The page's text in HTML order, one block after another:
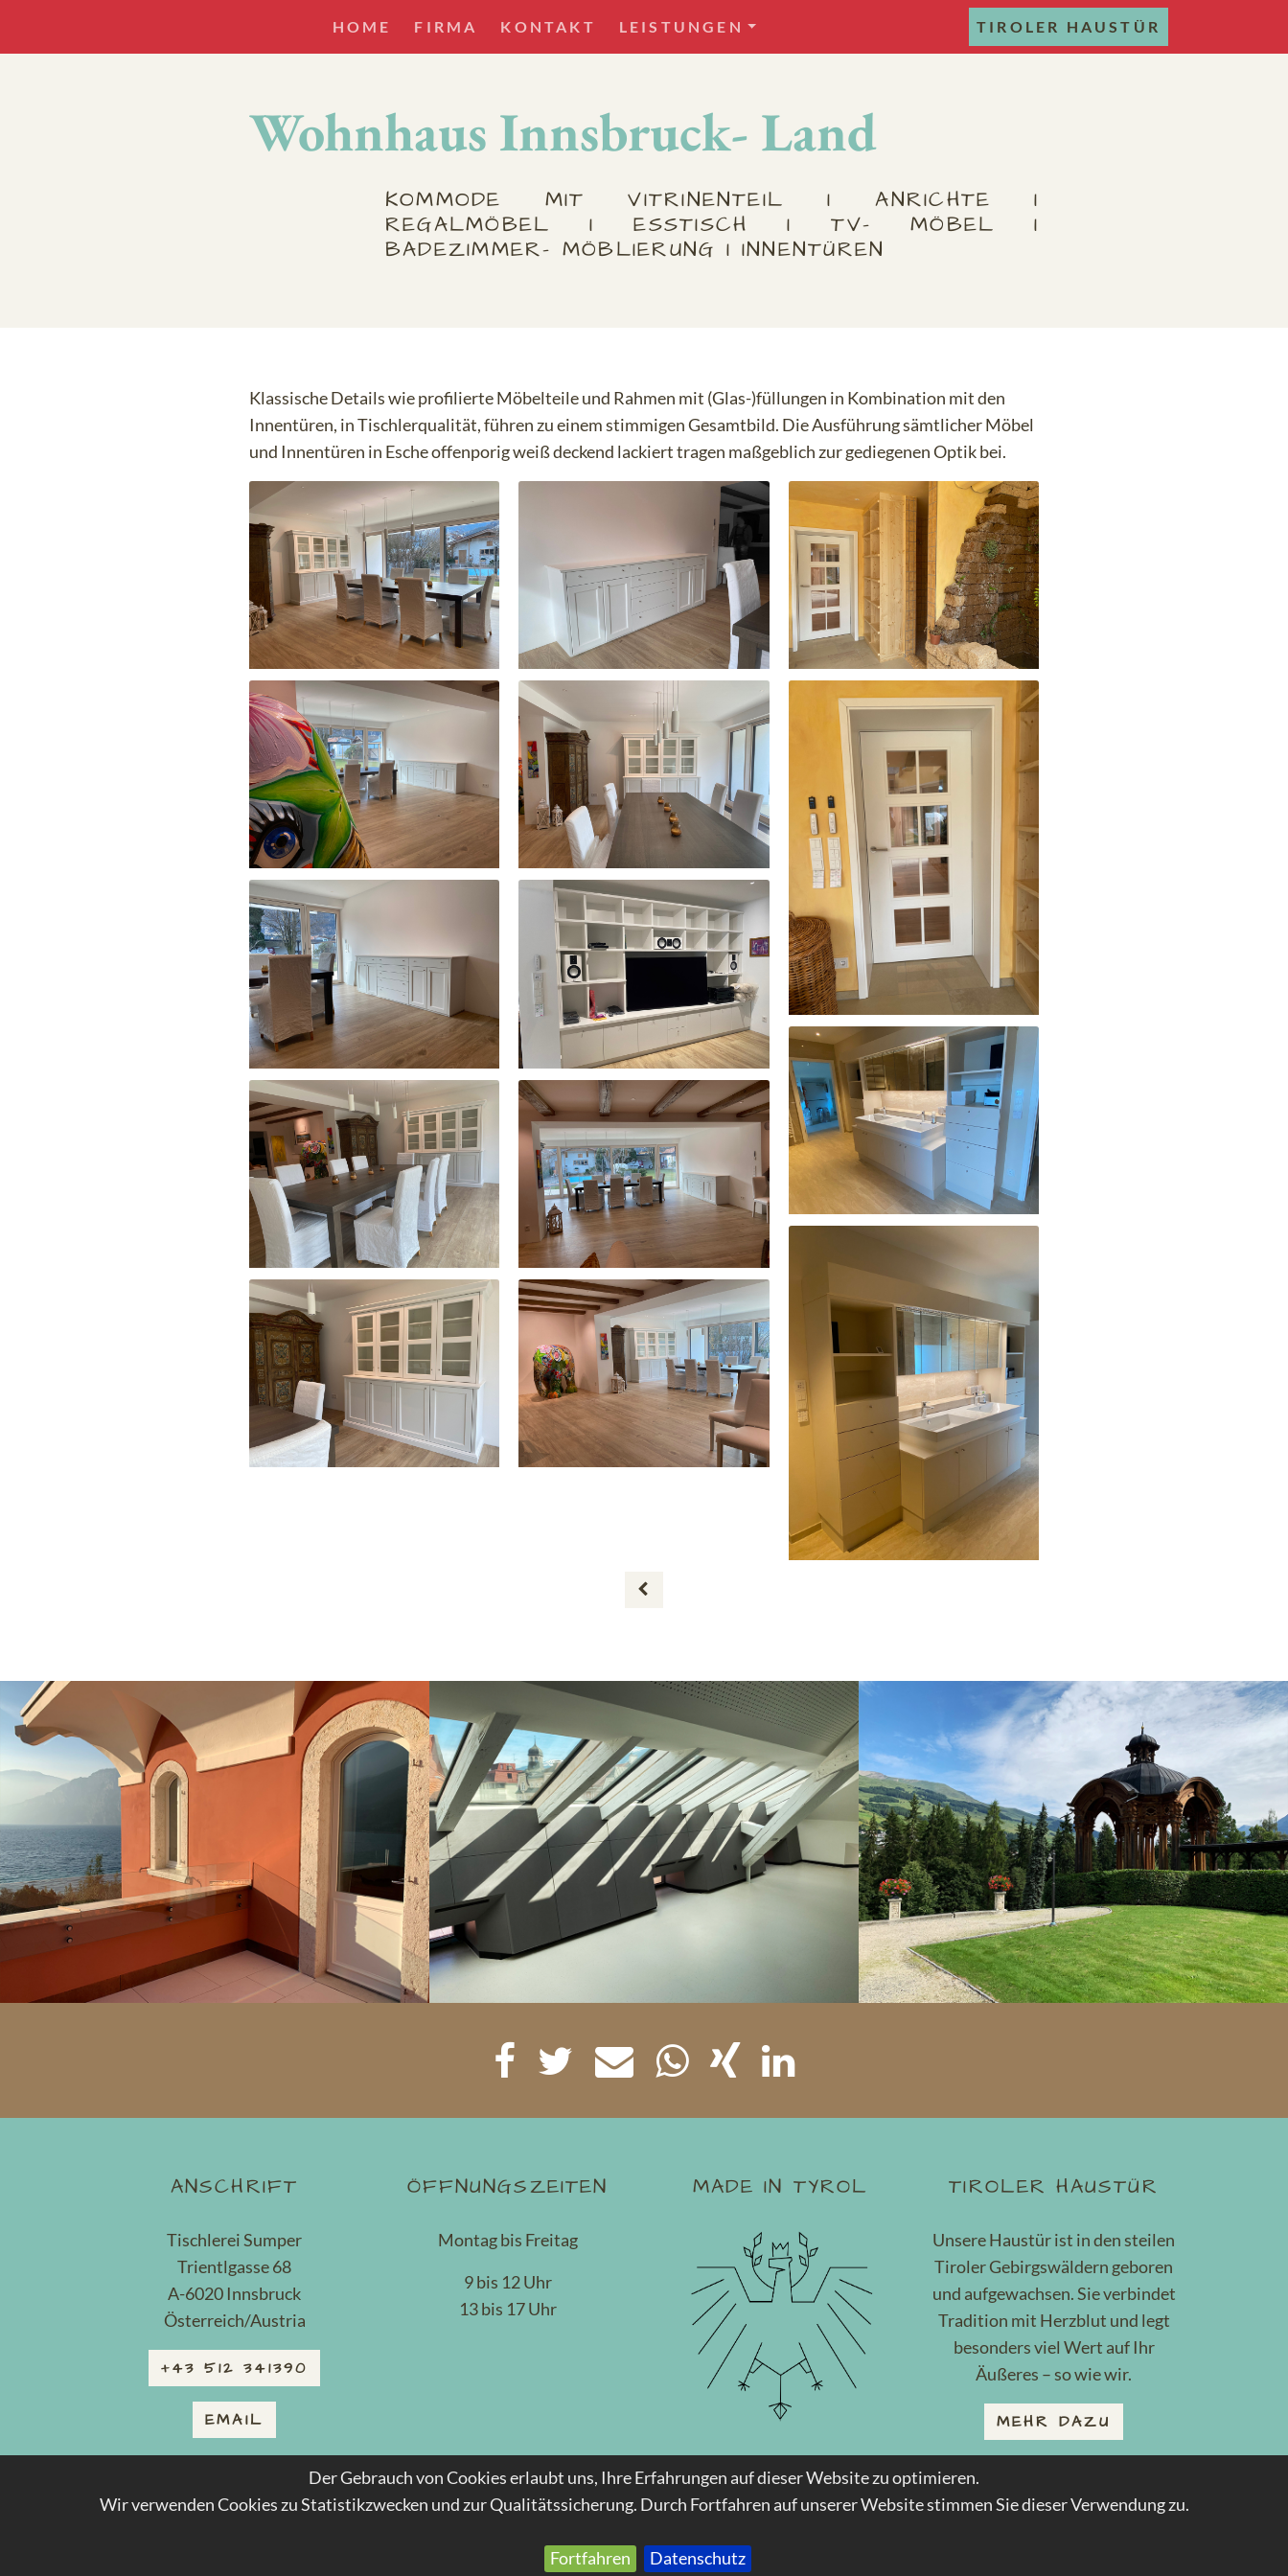
Der Gebrauch von Cookies erlaubt uns, Ihre Erfahrungen auf dieser Website zu optimieren.
Wir verwenden Cookies zu Statistikzwecken und zur Qualitätssicherung. Durch Fortfahren auf unserer Website stimmen Sie dieser Verwendung zu.
Fortfahren Datenschutz
HOME FIRMA KONTAKT LEISTUNGEN TIROLER HAUSTÜR
Wohnhaus Innsbruck- Land
KOMMODE MIT VITRINENTEIL I ANRICHTE I
REGALMÖBEL I ESSTISCH I TV- MÖBEL I
BADEZIMMER- MÖBLIERUNG I INNENTÜREN
Klassische Details wie profilierte Möbelteile und Rahmen mit (Glas-)füllungen in Kombination mit den
Innentüren, in Tischlerqualität, führen zu einem stimmigen Gesamtbild. Die Ausführung sämtlicher Möbel
und Innentüren in Esche offenporig weiß deckend lackiert tragen maßgeblich zur gediegenen Optik bei.
ANSCHRIFT
Tischlerei Sumper
Trientlgasse 68
A-6020 Innsbruck
Österreich/Austria
+43 512 341390
EMAIL
ÖFFNUNGSZEITEN
Montag bis Freitag
9 bis 12 Uhr
13 bis 17 Uhr
MADE IN TYROL TIROLER HAUSTÜR
Unsere Haustür ist in den steilen
Tiroler Gebirgswäldern geboren
und aufgewachsen. Sie verbindet
Tradition mit Herzblut und legt
besonders viel Wert auf Ihr
Äußeres – so wie wir.
MEHR DAZU
© 2026 Tischlerei Sumper, Innsbruck